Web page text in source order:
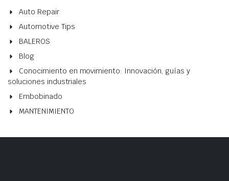
Auto Repair
Automotive Tips
BALEROS
Blog
Conocimiento en movimiento: Innovación, guías y
soluciones industriales
Embobinado
MANTENIMIENTO